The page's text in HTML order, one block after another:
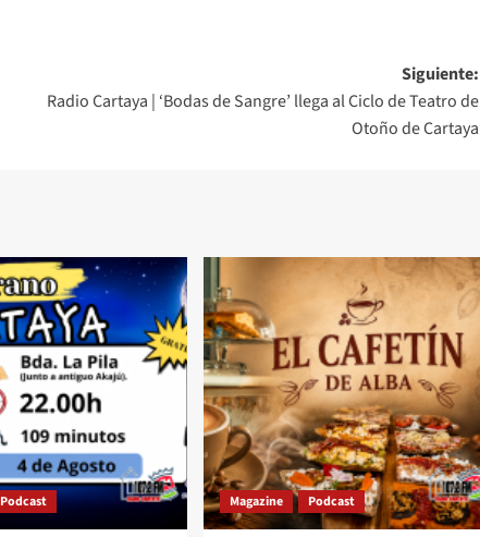
Siguiente:
Radio Cartaya | ‘Bodas de Sangre’ llega al Ciclo de Teatro de
Otoño de Cartaya
Podcast Magazine Podcast